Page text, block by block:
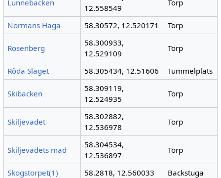
Lunnebacken
12.558549
Torp
Normans Haga 58.30572, 12.520171 Torp
Rosenberg
58.300933,
12.529109
Torp
Röda Slaget 58.305434, 12.51606 Tummelplats
Skibacken
58.309119,
12.524935
Torp
Skiljevadet
58.302882,
12.536978
Torp
Skiljevadets mad
58.304534,
12.536897
Torp
Skogstorpet(1) 58.2818, 12.560033
Backstuga